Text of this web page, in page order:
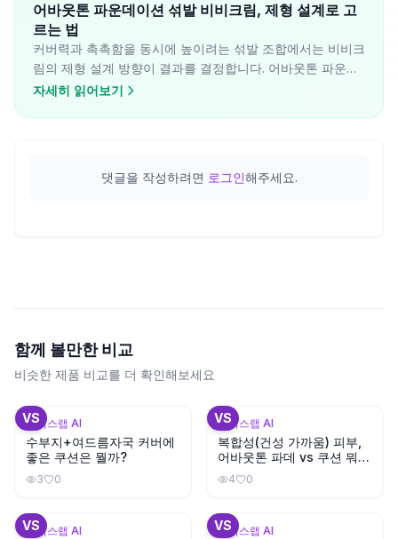
어바웃톤 파운데이션 섞발 비비크림, 제형 설계로 고
르는 법
커버력과 촉촉함을 동시에 높이려는 섞발 조합에서는 비비크
림의 제형 설계 방향이 결과를 결정합니다. 어바웃톤 파운데
이션과 혼합 시 각 비비가 어떤 방식으로 작동하는지 성분 기
자세히 읽어보기
댓글을 작성하려면 로그인해주세요.
함께 볼만한 비교
비슷한 제품 비교를 더 확인해보세요
VS
뷰틱스랩 AI
수부지+여드름자국 커버에
좋은 쿠션은 뭘까?
3 0
VS
뷰틱스랩 AI
복합성(건성 가까움) 피부,
어바웃톤 파데 vs 쿠션 뭐가
나을까?
4 0
VS
뷰틱스랩 AI VS
뷰틱스랩 AI